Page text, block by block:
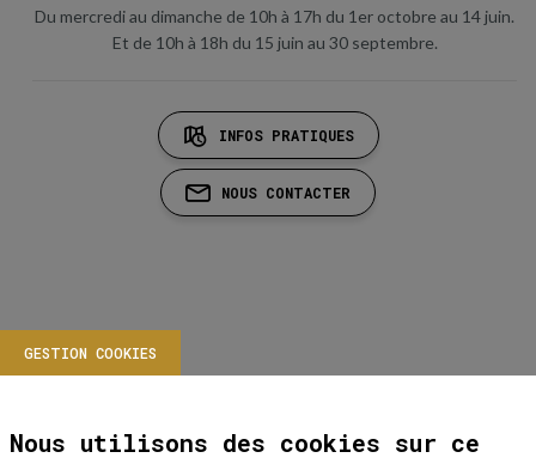
Du mercredi au dimanche de 10h à 17h du 1er octobre au 14 juin.
Et de 10h à 18h du 15 juin au 30 septembre.
INFOS PRATIQUES
NOUS CONTACTER
GESTION COOKIES
Nous utilisons des cookies sur ce